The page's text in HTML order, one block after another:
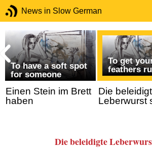
News in Slow German
To have a soft spot
for someone
Einen Stein im Brett
haben
To get
feathers
Die
Leberwurst
Die beleidigte